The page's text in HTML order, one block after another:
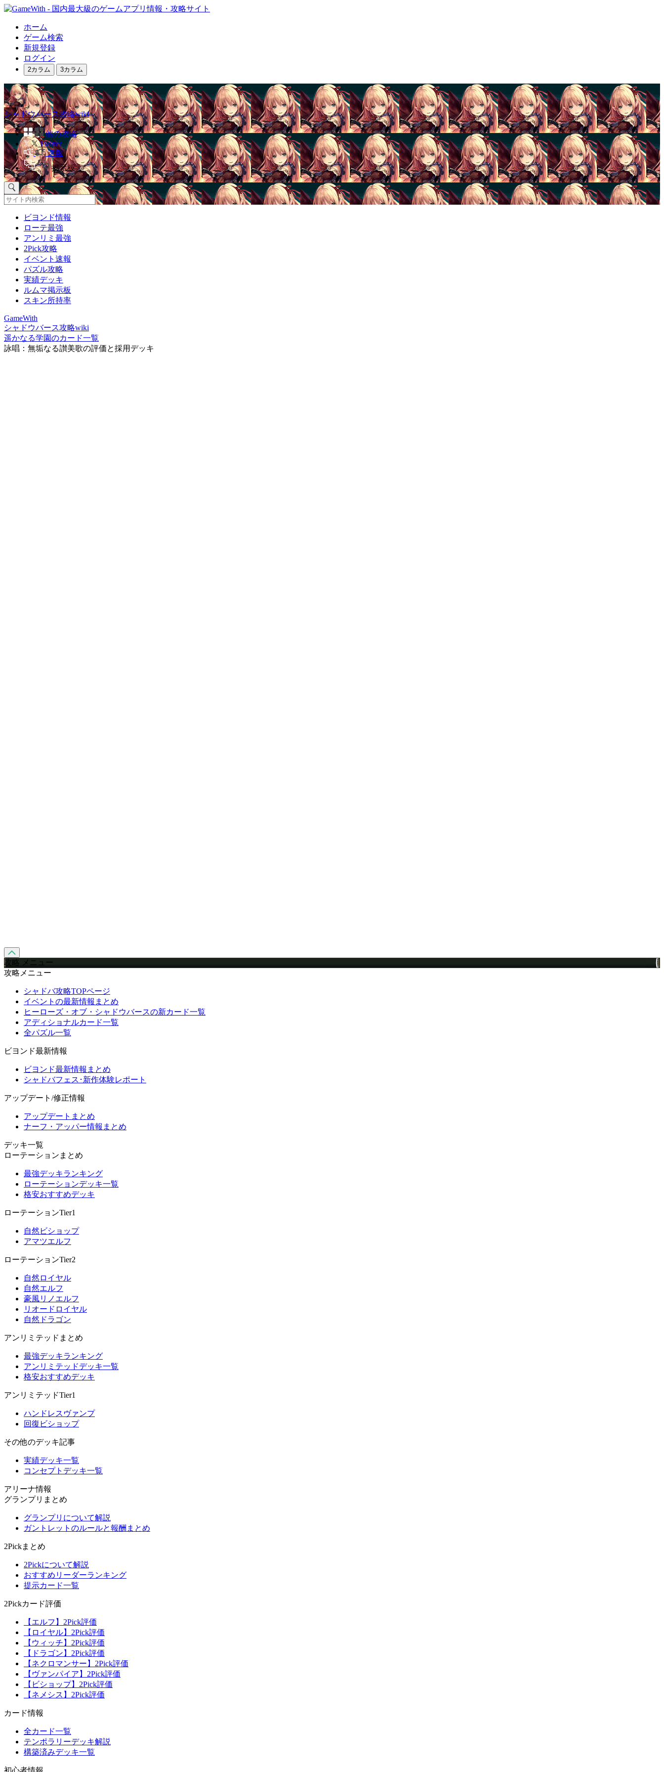
ホーム
ゲーム検索
新規登録
ログイン
2カラム 3カラム
シャドウバース攻略wiki
他の攻略
Twitter
速報
掲示板
ビヨンド情報
ローテ最強
アンリミ最強
2Pick攻略
イベント速報
パズル攻略
実績デッキ
ルムマ掲示板
スキン所持率
GameWith
シャドウバース攻略wiki
遥かなる学園のカード一覧
詠唱：無垢なる讃美歌の評価と採用デッキ
攻略 メニュー
攻略メニュー
シャドバ攻略TOPページ
イベントの最新情報まとめ
ヒーローズ・オブ・シャドウバースの新カード一覧
アディショナルカード一覧
全パズル一覧
ビヨンド最新情報
ビヨンド最新情報まとめ
シャドバフェス･新作体験レポート
アップデート/修正情報
アップデートまとめ
ナーフ・アッパー情報まとめ
デッキ一覧
ローテーションまとめ
最強デッキランキング
ローテーションデッキ一覧
格安おすすめデッキ
ローテーションTier1
自然ビショップ
アマツエルフ
ローテーションTier2
自然ロイヤル
自然エルフ
豪風リノエルフ
リオードロイヤル
自然ドラゴン
アンリミテッドまとめ
最強デッキランキング
アンリミテッドデッキ一覧
格安おすすめデッキ
アンリミテッドTier1
ハンドレスヴァンプ
回復ビショップ
その他のデッキ記事
実績デッキ一覧
コンセプトデッキ一覧
アリーナ情報
グランプリまとめ
グランプリについて解説
ガントレットのルールと報酬まとめ
2Pickまとめ
2Pickについて解説
おすすめリーダーランキング
提示カード一覧
2Pickカード評価
【エルフ】2Pick評価
【ロイヤル】2Pick評価
【ウィッチ】2Pick評価
【ドラゴン】2Pick評価
【ネクロマンサー】2Pick評価
【ヴァンパイア】2Pick評価
【ビショップ】2Pick評価
【ネメシス】2Pick評価
カード情報
全カード一覧
テンポラリーデッキ解説
構築済みデッキ一覧
初心者情報